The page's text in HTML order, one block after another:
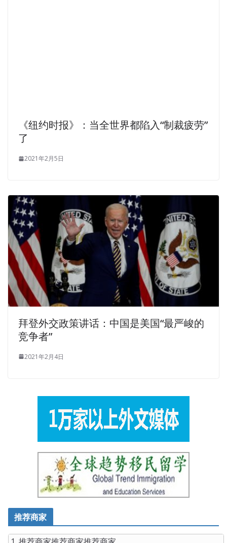
《纽约时报》：当全世界都陷入“制裁疲劳”
了
2021年2月5日
拜登外交政策讲话：中国是美国“最严峻的
竞争者”
2021年2月4日
推荐商家